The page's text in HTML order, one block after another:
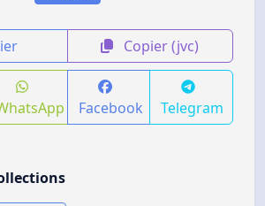
Copier (jvc)
Facebook Telegram